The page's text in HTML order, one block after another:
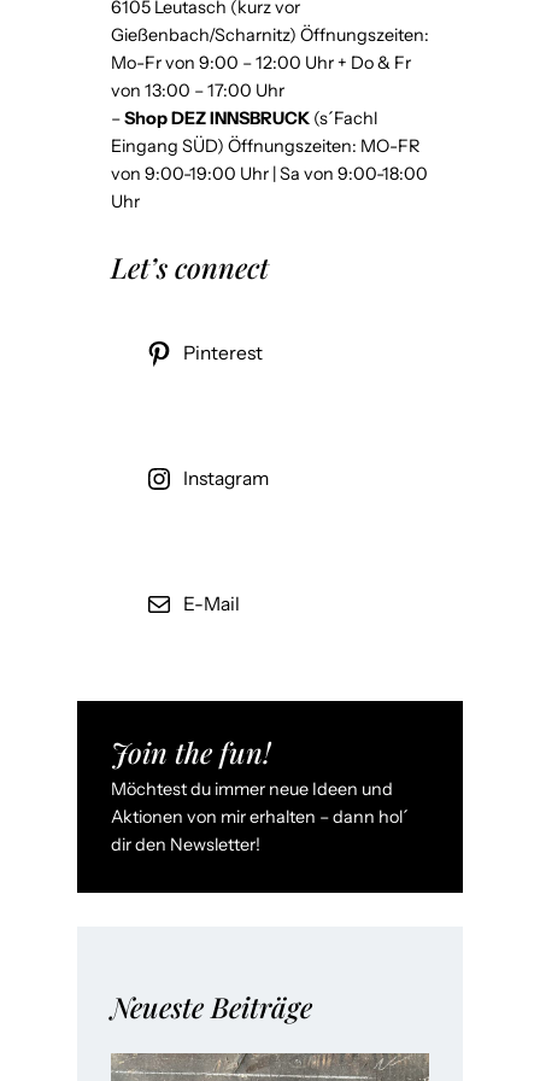
s
k
u
l
p
t
T
d
S
W
e
t
„
N
6105 Leutasch (kurz vor
Gießenbach/Scharnitz) Öffnungszeiten:
Mo-Fr von 9:00 – 12:00 Uhr + Do & Fr
von 13:00 – 17:00 Uhr
–Shop DEZ INNSBRUCK (s´Fachl
Eingang SÜD) Öffnungszeiten: MO-FR
von 9:00-19:00 Uhr | Sa von 9:00-18:00
Uhr
Let’s connect
Pinterest
Instagram
E-Mail
Join the fun!
Möchtest du immer neue Ideen und
Aktionen von mir erhalten – dann hol´
dir den Newsletter!
Neueste Beiträge